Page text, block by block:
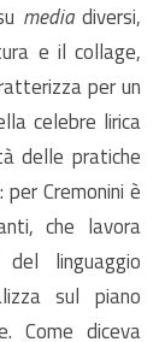
mediadiversi,
e il collage,
per un
celebre lirica
delle pratiche
Cremonini è
che lavora
linguaggio
sul piano
Come diceva